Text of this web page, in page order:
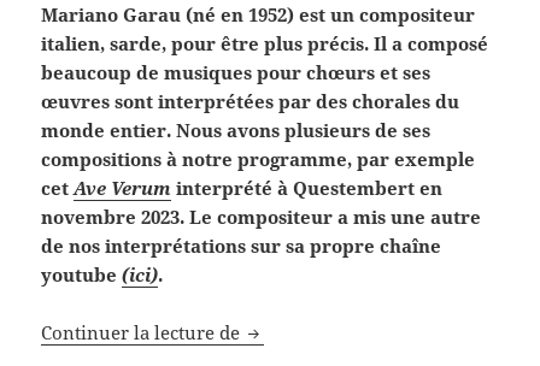
Mariano Garau (né en 1952) est un compositeur
italien, sarde, pour être plus précis. Il a composé
beaucoup de musiques pour chœurs et ses
œuvres sont interprétées par des chorales du
monde entier. Nous avons plusieurs de ses
compositions à notre programme, par exemple
cetAve Verum interprété à Questembert en
novembre 2023. Le compositeur a mis une autre
de nos interprétations sur sa propre chaîne
youtube(ici).
Continuer la lecture de Agnus Dei, de Mariano Garau